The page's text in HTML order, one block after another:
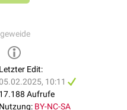
Letzter Edit:
10:11
17.188 Aufrufe
Nutzung: BY-NC-SA